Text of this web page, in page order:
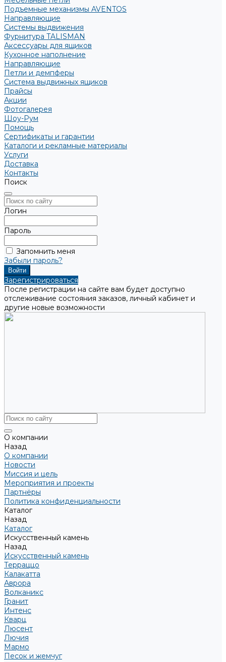
Подъемные механизмы AVENTOS
Направляющие
Системы выдвижения
Фурнитура TALISMAN
Аксессуары для ящиков
Кухонное наполнение
Направляющие
Петли и демпферы
Система выдвижных ящиков
Прайсы
Акции
Фотогалерея
Шоу-Рум
Помощь
Сертификаты и гарантии
Каталоги и рекламные материалы
Услуги
Доставка
Контакты
Поиск
Логин
Пароль
Запомнить меня
Забыли пароль?
Зарегистрироваться
После регистрации на сайте вам будет доступно
отслеживание состояния заказов, личный кабинет и
другие новые возможности
О компании
Назад
О компании
Новости
Миссия и цель
Мероприятия и проекты
Партнёры
Политика конфиденциальности
Каталог
Назад
Каталог
Искусственный камень
Назад
Искусственный камень
Терраццо
Калакатта
Аврора
Волканикс
Гранит
Интенс
Кварц
Люсент
Лючия
Мармо
Песок и жемчуг